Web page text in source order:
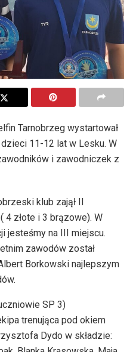
Tarnobrzeg wystartował
11-12 lat w Lesku. W
i zawodniczek z
klub zajął II
złote i 3 brązowe). W
jesteśmy na III miejscu.
zawodów został
Borkowski najlepszym
SP 3)
trenująca pod okiem
Dydo w składzie: